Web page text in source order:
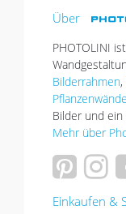
Über
PHOTOLINI
Bilderrahmen,
Pflanzenwände
Bilder und
Mehr über
Einkaufen &